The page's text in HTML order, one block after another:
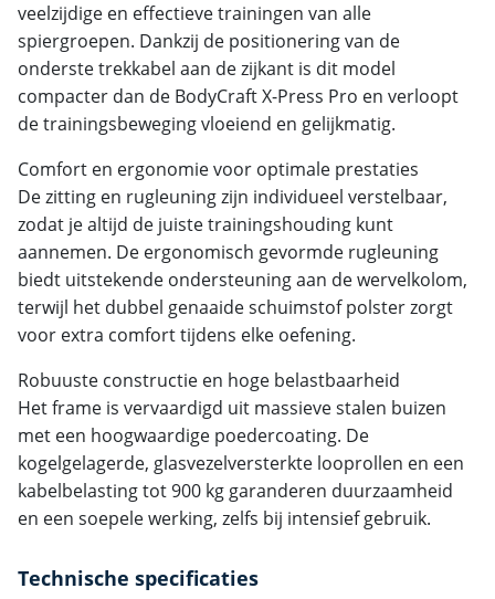
veelzijdige en effectieve trainingen van alle
spiergroepen. Dankzij de positionering van de
onderste trekkabel aan de zijkant is dit model
compacter dan de BodyCraft X-Press Pro en verloopt
de trainingsbeweging vloeiend en gelijkmatig.
Comfort en ergonomie voor optimale prestaties
De zitting en rugleuning zijn individueel verstelbaar,
zodat je altijd de juiste trainingshouding kunt
aannemen. De ergonomisch gevormde rugleuning
biedt uitstekende ondersteuning aan de wervelkolom,
terwijl het dubbel genaaide schuimstof polster zorgt
voor extra comfort tijdens elke oefening.
Robuuste constructie en hoge belastbaarheid
Het frame is vervaardigd uit massieve stalen buizen
met een hoogwaardige poedercoating. De
kogelgelagerde, glasvezelversterkte looprollen en een
kabelbelasting tot 900 kg garanderen duurzaamheid
en een soepele werking, zelfs bij intensief gebruik.
Technische specificaties